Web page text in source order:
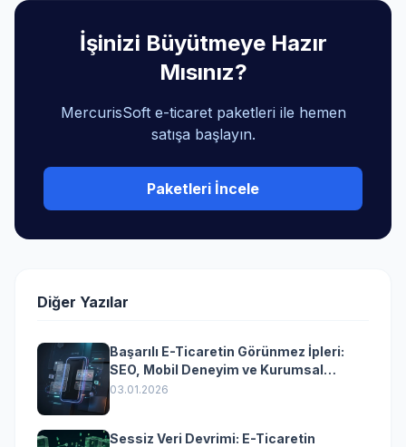
İşinizi Büyütmeye Hazır
Mısınız?
MercurisSoft e-ticaret paketleri ile hemen
satışa başlayın.
Paketleri İncele
Diğer Yazılar
Başarılı E-Ticaretin Görünmez İpleri:
SEO, Mobil Deneyim ve Kurumsal
Yazılımın Kazandıran Senkronizasyonu
03.01.2026
Sessiz Veri Devrimi: E-Ticaretin